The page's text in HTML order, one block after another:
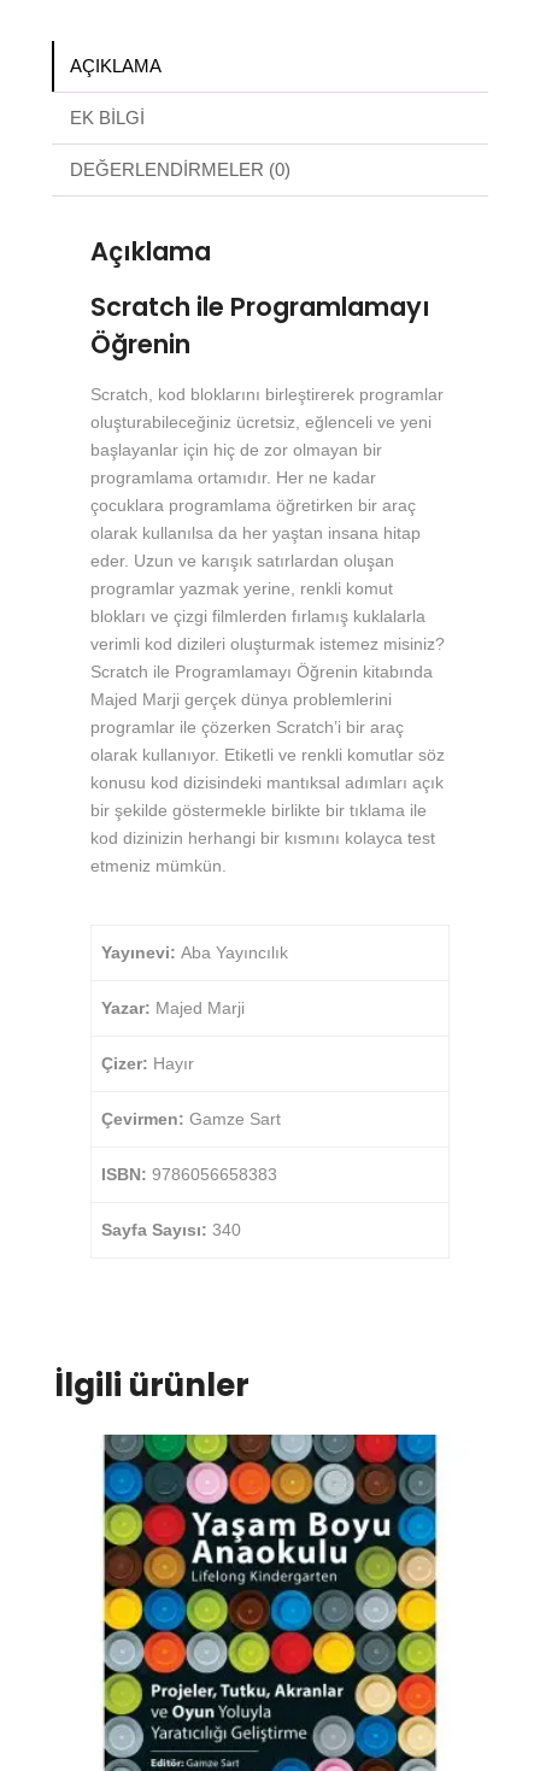
AÇIKLAMA
EK BILGI
DEĞERLENDIRMELER (0)
Açıklama
Scratch ile Programlamayı
Öğrenin
Scratch, kod bloklarını birleştirerek programlar
oluşturabileceğiniz ücretsiz, eğlenceli ve yeni
başlayanlar için hiç de zor olmayan bir
programlama ortamıdır. Her ne kadar
çocuklara programlama öğretirken bir araç
olarak kullanılsa da her yaştan insana hitap
eder. Uzun ve karışık satırlardan oluşan
programlar yazmak yerine, renkli komut
blokları ve çizgi filmlerden fırlamış kuklalarla
verimli kod dizileri oluşturmak istemez misiniz?
Scratch ile Programlamayı Öğrenin kitabında
Majed Marji gerçek dünya problemlerini
programlar ile çözerken Scratch’i bir araç
olarak kullanıyor. Etiketli ve renkli komutlar söz
konusu kod dizisindeki mantıksal adımları açık
bir şekilde göstermekle birlikte bir tıklama ile
kod dizinizin herhangi bir kısmını kolayca test
etmeniz mümkün.
Yayınevi: Aba Yayıncılık
Yazar: Majed Marji
Çizer: Hayır
Çevirmen: Gamze Sart
ISBN: 9786056658383
Sayfa Sayısı: 340
İlgili ürünler